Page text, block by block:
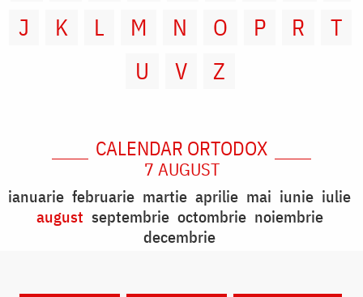
J
K L M N O P R
T
U
V Z
CALENDAR ORTODOX
7 AUGUST
ianuarie februarie martie aprilie mai iunie iulie
august septembrie octombrie noiembrie
decembrie